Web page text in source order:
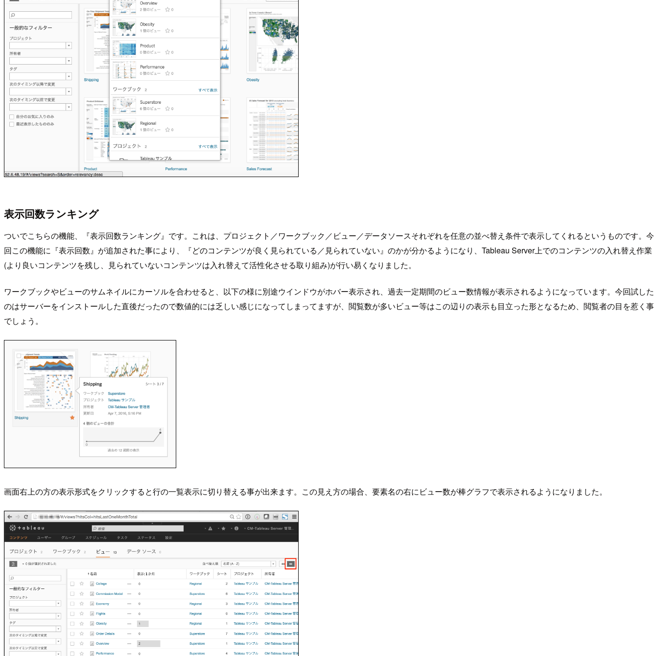
表示回数ランキング
ついでこちらの機能、『表示回数ランキング』です。これは、プロジェクト／ワークブック／ビュー／データソースそれぞれを任意の並べ替え条件で表示してくれるというものです。今
回この機能に『表示回数』が追加された事により、『どのコンテンツが良く見られている／見られていない』のかが分かるようになり、Tableau Server上でのコンテンツの入れ替え作業
(より良いコンテンツを残し、見られていないコンテンツは入れ替えて活性化させる取り組み)が行い易くなりました。
ワークブックやビューのサムネイルにカーソルを合わせると、以下の様に別途ウインドウがホバー表示され、過去一定期間のビュー数情報が表示されるようになっています。今回試した
のはサーバーをインストールした直後だったので数値的には乏しい感じになってしまってますが、閲覧数が多いビュー等はこの辺りの表示も目立った形となるため、閲覧者の目を惹く事
でしょう。
画面右上の方の表示形式をクリックすると行の一覧表示に切り替える事が出来ます。この見え方の場合、要素名の右にビュー数が棒グラフで表示されるようになりました。